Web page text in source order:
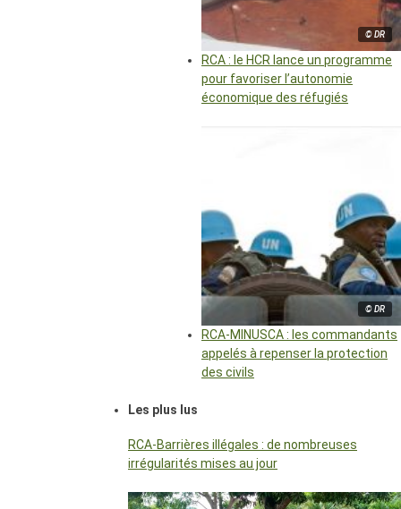
© DR
RCA : le HCR lance un programme
pour favoriser l’autonomie
économique des réfugiés
© DR
RCA-MINUSCA : les commandants
appelés à repenser la protection
des civils
Les plus lus
RCA-Barrières illégales : de nombreuses
irrégularités mises au jour